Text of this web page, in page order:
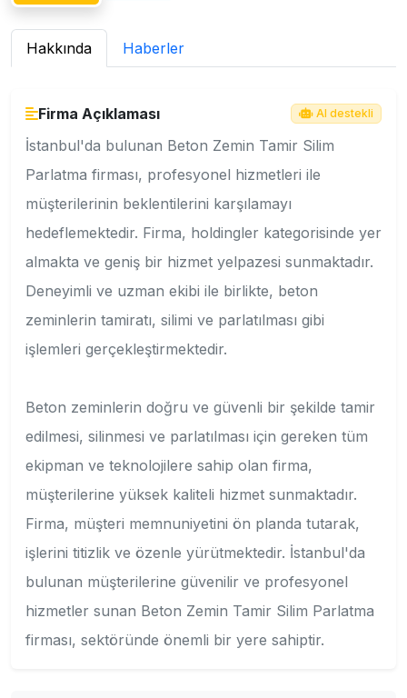
Hakkında Haberler
Firma Açıklaması AI destekli
İstanbul'da bulunan Beton Zemin Tamir Silim
Parlatma firması, profesyonel hizmetleri ile
müşterilerinin beklentilerini karşılamayı
hedeflemektedir. Firma, holdingler kategorisinde yer
almakta ve geniş bir hizmet yelpazesi sunmaktadır.
Deneyimli ve uzman ekibi ile birlikte, beton
zeminlerin tamiratı, silimi ve parlatılması gibi
işlemleri gerçekleştirmektedir.
Beton zeminlerin doğru ve güvenli bir şekilde tamir
edilmesi, silinmesi ve parlatılması için gereken tüm
ekipman ve teknolojilere sahip olan firma,
müşterilerine yüksek kaliteli hizmet sunmaktadır.
Firma, müşteri memnuniyetini ön planda tutarak,
işlerini titizlik ve özenle yürütmektedir. İstanbul'da
bulunan müşterilerine güvenilir ve profesyonel
hizmetler sunan Beton Zemin Tamir Silim Parlatma
firması, sektöründe önemli bir yere sahiptir.